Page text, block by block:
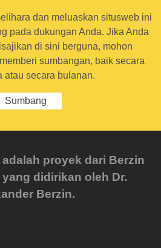
dan meluaskan situsweb ini
pada dukungan Anda. Jika Anda
di sini berguna, mohon
sumbangan, baik secara
atau secara bulanan.
Sumbang
proyek dari Berzin
yang didirikan oleh Dr.
Berzin.